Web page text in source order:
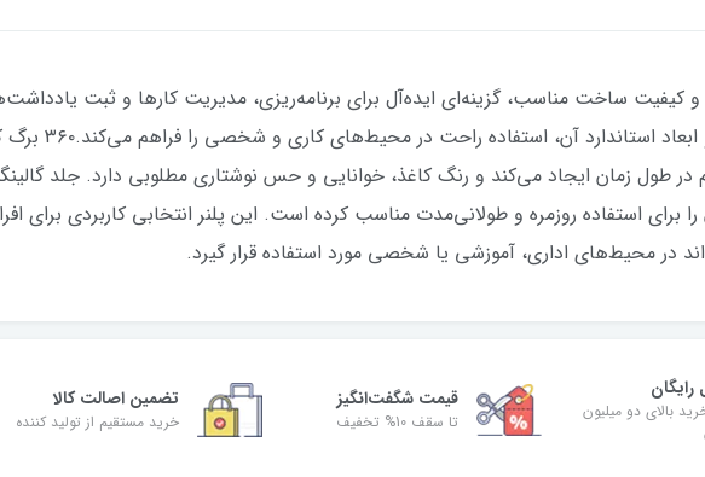
سانتی‌متر
در طول زمان ایجاد می‌کند و رنگ کاغذ، خوانایی و حس نوشتاری مطلوبی دارد. جلد
را برای استفاده روزمره و طولانی‌مدت مناسب کرده است. این پلنر انتخابی کاربردی برای
در محیط‌های اداری، آموزشی یا شخصی مورد استفاده قرار گیرد.
رایگان
بالای دو میلیون
قیمت شگفت‌انگیز
تا سقف 10% تخفیف
تضمین اصالت کالا
خرید مستقیم از تولید کننده